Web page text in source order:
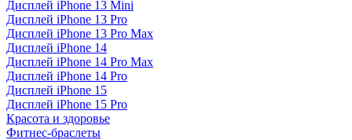
Дисплей iPhone 13 Mini
Дисплей iPhone 13 Pro
Дисплей iPhone 13 Pro Max
Дисплей iPhone 14
Дисплей iPhone 14 Pro Max
Дисплей iPhone 14 Pro
Дисплей iPhone 15
Дисплей iPhone 15 Pro
Красота и здоровье
Фитнес-браслеты